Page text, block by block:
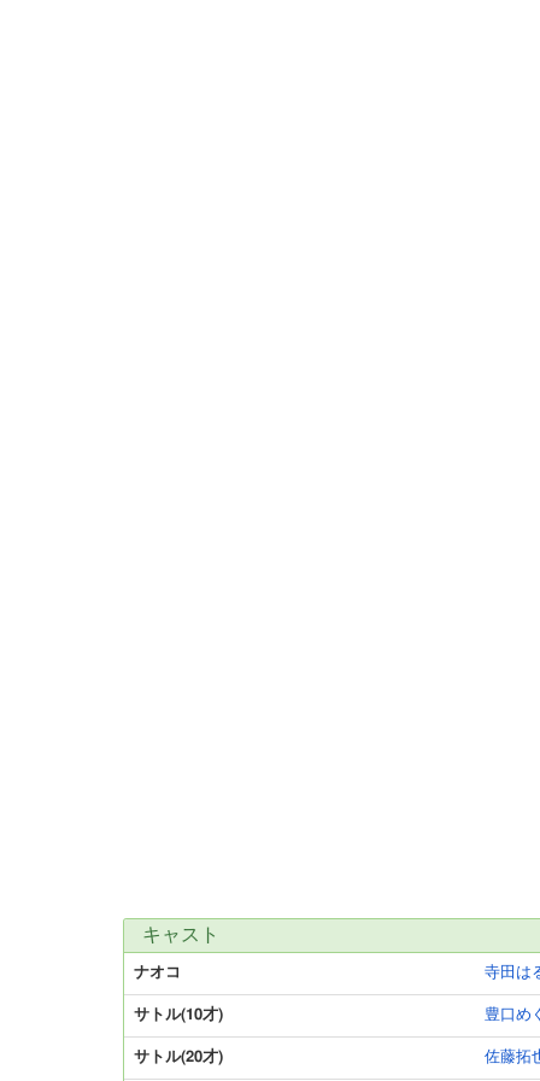
キャスト
ナオコ 寺田は
サトル(10才) 豊口め
サトル(20才) 佐藤拓